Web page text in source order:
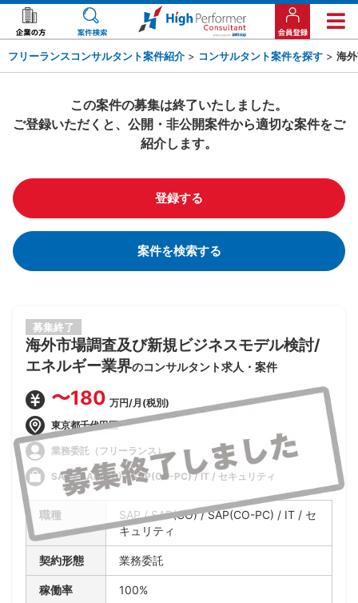
フリーランスコンサルタント案件紹介 > コンサルタント案件を探す > 海
この案件の募集は終了いたしました。
ご登録いただくと、公開・非公開案件から適切な案件をご
紹介します。
登録する
案件を検索する
募集終了
海外市場調査及び新規ビジネスモデル検討/
エネルギー業界のコンサルタント求人・案件
〜180 万円/月(税別)
東京都千代田区
業務委託（フリーランス）
SAP / SAP(CO) / SAP(CO-PC) / IT / セキュリティ
職種
SAP / SAP(CO) / SAP(CO-PC) / IT / セ
キュリティ
契約形態 業務委託
稼働率 100%